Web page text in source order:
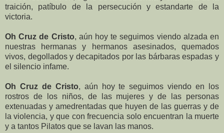
traición, patíbulo de la persecución y estandarte de la
victoria.
Oh Cruz de Cristo, aún hoy te seguimos viendo alzada en
nuestras hermanas y hermanos asesinados, quemados
vivos, degollados y decapitados por las bárbaras espadas y
el silencio infame.
Oh Cruz de Cristo, aún hoy te seguimos viendo en los
rostros de los niños, de las mujeres y de las personas
extenuadas y amedrentadas que huyen de las guerras y de
la violencia, y que con frecuencia solo encuentran la muerte
y a tantos Pilatos que se lavan las manos.